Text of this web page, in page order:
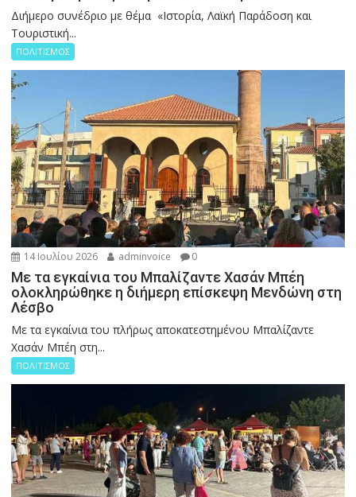
Διήμερο συνέδριο με θέμα «Ιστορία, Λαϊκή Παράδοση και
Τουριστική...
ΠΟΛΙΤΙΣΜΟΣ
14 Ιουλίου 2026 adminvoice 0
Με τα εγκαίνια του Μπαλίζαντε Χασάν Μπέη
ολοκληρώθηκε η διήμερη επίσκεψη Μενδώνη στη
Λέσβο
Με τα εγκαίνια του πλήρως αποκατεστημένου Μπαλίζαντε
Χασάν Μπέη στη...
ΠΟΛΙΤΙΣΜΟΣ